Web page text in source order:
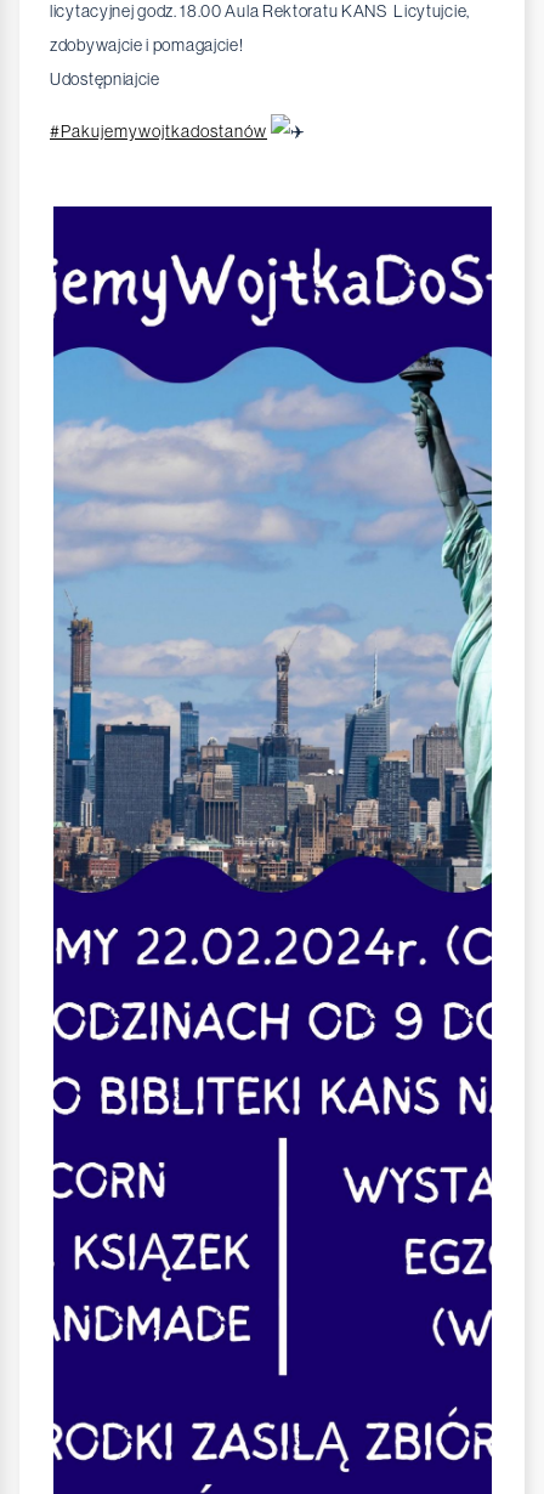
licytacyjnej godz. 18.00 Aula Rektoratu KANS Licytujcie,
zdobywajcie i pomagajcie!
Udostępniajcie
#Pakujemywojtkadostanów